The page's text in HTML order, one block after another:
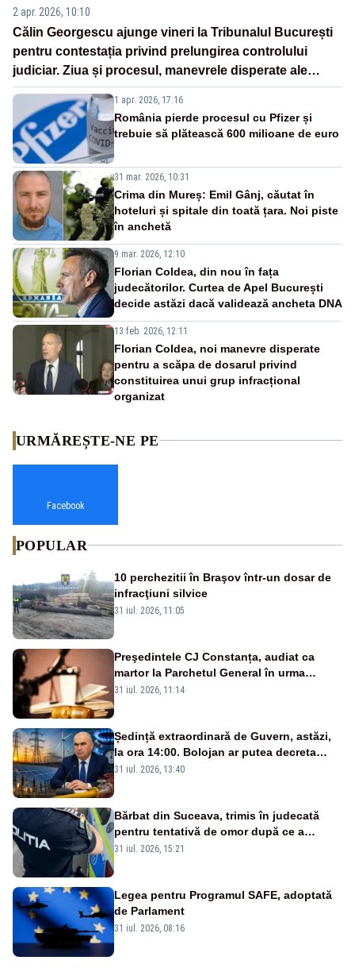
2 apr. 2026, 10:10
Călin Georgescu ajunge vineri la Tribunalul București
pentru contestația privind prelungirea controlului
judiciar. Ziua și procesul, manevrele disperate ale
Sistemului
1 apr. 2026, 17:16
România pierde procesul cu Pfizer și
trebuie să plătească 600 milioane de euro
31 mar. 2026, 10:31
Crima din Mureș: Emil Gânj, căutat în
hoteluri și spitale din toată țara. Noi piste
în anchetă
9 mar. 2026, 12:10
Florian Coldea, din nou în fața
judecătorilor. Curtea de Apel București
decide astăzi dacă validează ancheta DNA
13 feb. 2026, 12:11
Florian Coldea, noi manevre disperate
pentru a scăpa de dosarul privind
constituirea unui grup infracțional
organizat
URMĂREȘTE-NE PE
Facebook
POPULAR
10 perchezitii în Braşov într-un dosar de
infracţiuni silvice
31 iul. 2026, 11:05
Preşedintele CJ Constanța, audiat ca
martor la Parchetul General în urma
percheziţiei la firma unde este acţionar
31 iul. 2026, 11:14
Ședință extraordinară de Guvern, astăzi,
la ora 14:00. Bolojan ar putea decreta
stare de urgență energetică
31 iul. 2026, 13:40
Bărbat din Suceava, trimis în judecată
pentru tentativă de omor după ce a
înjunghiat un tânăr în urma unui conflict
31 iul. 2026, 15:21
Legea pentru Programul SAFE, adoptată
de Parlament
31 iul. 2026, 08:16